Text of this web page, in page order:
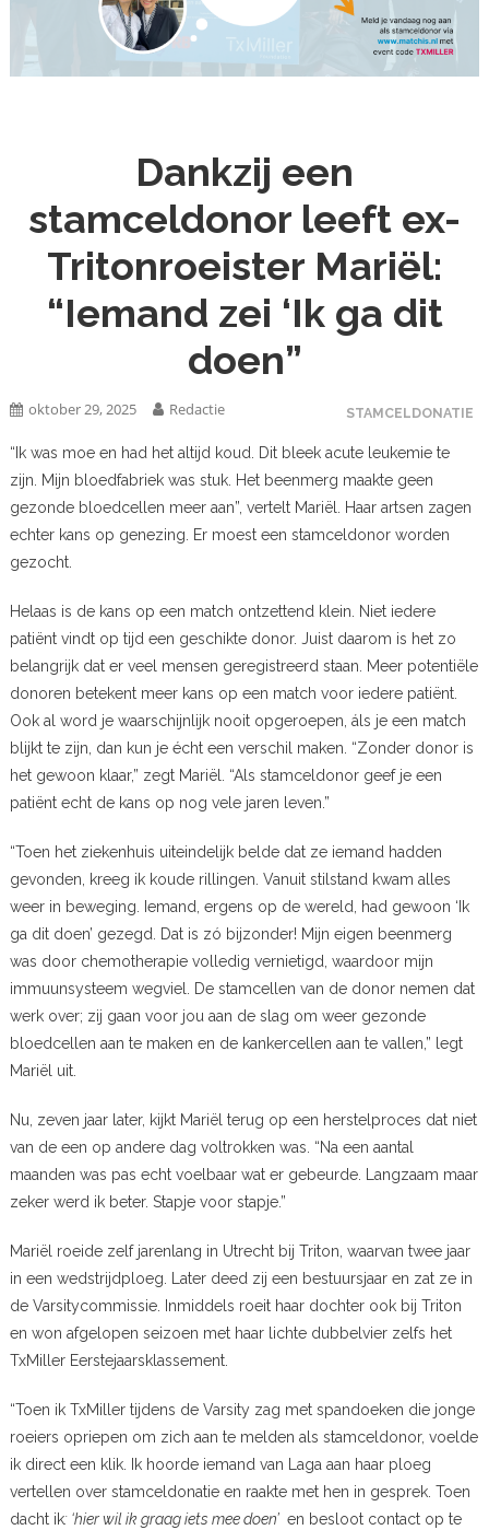
Dankzij een
stamceldonor leeft ex-
Tritonroeister Mariël:
“Iemand zei ‘Ik ga dit
doen”
STAMCELDONATIE
oktober 29, 2025 Redactie
“Ik was moe en had het altijd koud. Dit bleek acute leukemie te
zijn. Mijn bloedfabriek was stuk. Het beenmerg maakte geen
gezonde bloedcellen meer aan”, vertelt Mariël. Haar artsen zagen
echter kans op genezing. Er moest een stamceldonor worden
gezocht.
Helaas is de kans op een match ontzettend klein. Niet iedere
patiënt vindt op tijd een geschikte donor. Juist daarom is het zo
belangrijk dat er veel mensen geregistreerd staan. Meer potentiële
donoren betekent meer kans op een match voor iedere patiënt.
Ook al word je waarschijnlijk nooit opgeroepen, áls je een match
blijkt te zijn, dan kun je écht een verschil maken. “Zonder donor is
het gewoon klaar,” zegt Mariël. “Als stamceldonor geef je een
patiënt echt de kans op nog vele jaren leven.”
“Toen het ziekenhuis uiteindelijk belde dat ze iemand hadden
gevonden, kreeg ik koude rillingen. Vanuit stilstand kwam alles
weer in beweging. Iemand, ergens op de wereld, had gewoon ‘Ik
ga dit doen’ gezegd. Dat is zó bijzonder! Mijn eigen beenmerg
was door chemotherapie volledig vernietigd, waardoor mijn
immuunsysteem wegviel. De stamcellen van de donor nemen dat
werk over; zij gaan voor jou aan de slag om weer gezonde
bloedcellen aan te maken en de kankercellen aan te vallen,” legt
Mariël uit.
Nu, zeven jaar later, kijkt Mariël terug op een herstelproces dat niet
van de een op andere dag voltrokken was. “Na een aantal
maanden was pas echt voelbaar wat er gebeurde. Langzaam maar
zeker werd ik beter. Stapje voor stapje.”
Mariël roeide zelf jarenlang in Utrecht bij Triton, waarvan twee jaar
in een wedstrijdploeg. Later deed zij een bestuursjaar en zat ze in
de Varsitycommissie. Inmiddels roeit haar dochter ook bij Triton
en won afgelopen seizoen met haar lichte dubbelvier zelfs het
TxMiller Eerstejaarsklassement.
“Toen ik TxMiller tijdens de Varsity zag met spandoeken die jonge
roeiers opriepen om zich aan te melden als stamceldonor, voelde
ik direct een klik. Ik hoorde iemand van Laga aan haar ploeg
vertellen over stamceldonatie en raakte met hen in gesprek. Toen
dacht ik: ‘hier wil ik graag iets mee doen’ en besloot contact op te